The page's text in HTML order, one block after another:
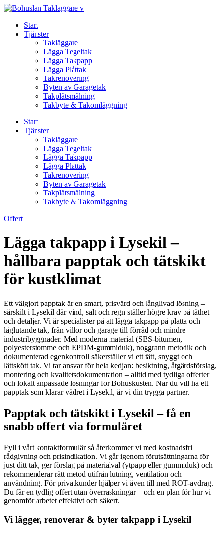
Skip
contentStart
Tjänster
Takläggare
Lägga Tegeltak
Lägga Takpapp
Lägga Plåttak
Takrenovering
Byten av Garagetak
Takplåtsmålning
Takbyte & Takomläggning
Start
Tjänster
Takläggare
Lägga Tegeltak
Lägga Takpapp
Lägga Plåttak
Takrenovering
Byten av Garagetak
Takplåtsmålning
Takbyte & Takomläggning
Offert
Lägga takpapp i Lysekil –
hållbara papptak och tätskikt
för kustklimat
Ett välgjort papptak är en smart, prisvärd och långlivad lösning –
särskilt i Lysekil där vind, salt och regn ställer högre krav på täthet
och detaljer. Vi är specialister på att lägga takpapp på platta och
låglutande tak, från villor och garage till förråd och mindre
industribyggnader. Med moderna material (SBS-bitumen,
polyesterstomme och EPDM-gummiduk), noggrann metodik och
dokumenterad egenkontroll säkerställer vi ett tätt, snyggt och
lättskött tak. Vi tar ansvar för hela kedjan: besiktning, åtgärdsförslag,
montering och kvalitetsdokumentation – alltid med tydliga offerter
och lokalt anpassade lösningar för Bohuskusten. När du vill ha ett
papptak som klarar vädret i Lysekil, är vi din trygga partner.
Papptak och tätskikt i Lysekil – få en
snabb offert via formuläret
Fyll i vårt kontaktformulär så återkommer vi med kostnadsfri
rådgivning och prisindikation. Vi går igenom förutsättningarna för
just ditt tak, ger förslag på materialval (ytpapp eller gummiduk) och
rekommenderar rätt metod utifrån lutning, ventilation och
användning. För privatkunder hjälper vi även till med ROT-avdrag.
Du får en tydlig offert utan överraskningar – och en plan för hur vi
genomför arbetet effektivt och säkert.
Vi lägger, renoverar & byter takpapp i Lysekil